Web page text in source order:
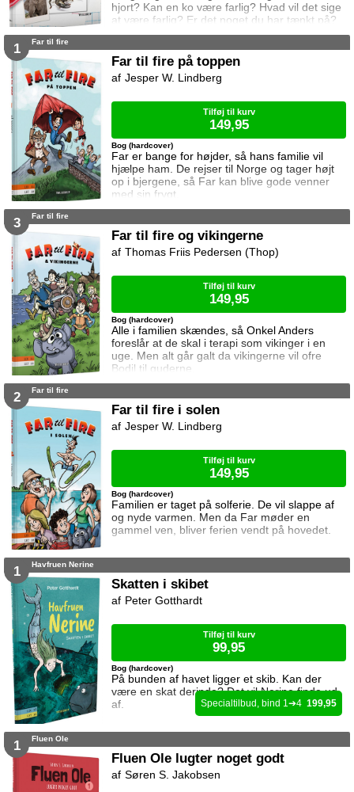
hjort? Kan en ko være farlig? Hvad vil det sige
at være farlig? Er det noget du har tænkt på?
Eller spurgt dine forældre om? Eller din ven?
De 10 farligste dyr i verden.
1 Far til fire
Far til fire på toppen
Far er bange for højder, så hans familie vil
hjælpe ham. De rejser til Norge og tager højt
op i bjergene, så Far kan blive gode venner
med sin frygt.
Bog (hardcover)
Jesper W. Lindberg
Tilføj til kurv
149,95
3 Far til fire
Far til fire og vikingerne
Alle i familien skændes, så Onkel Anders
foreslår at de skal i terapi som vikinger i en
uge. Men alt går galt da vikingerne vil ofre
Bodil til guderne.
Bog (hardcover)
Thomas Friis Pedersen (Thop)
Tilføj til kurv
149,95
2 Far til fire
Far til fire i solen
Familien er taget på solferie. De vil slappe af
og nyde varmen. Men da Far møder en
gammel ven, bliver ferien vendt på hovedet.
Bog (hardcover)
Jesper W. Lindberg
Tilføj til kurv
149,95
1 Havfruen Nerine
Skatten i skibet
På bunden af havet ligger et skib. Kan der
være en skat derinde? Det vil Nerine finde ud
af.
Bog (hardcover)
Peter Gotthardt
Tilføj til kurv
99,95
1 4 199,95
1 Fluen Ole
Fluen Ole lugter noget godt
Søren S. Jakobsen